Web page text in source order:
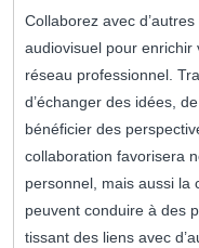
Collaborez avec
audiovisuel pour
réseau professionnel.
d’échanger des idées,
bénéficier des
collaboration favorisera
personnel, mais aussi la
peuvent conduire à des
tissant des liens avec